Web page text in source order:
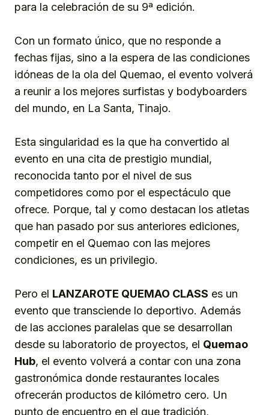
para la celebración de su 9ª edición.
Con un formato único, que no responde a
fechas fijas, sino a la espera de las condiciones
idóneas de la ola del Quemao, el evento volverá
a reunir a los mejores surfistas y bodyboarders
del mundo, en La Santa, Tinajo.
Esta singularidad es la que ha convertido al
evento en una cita de prestigio mundial,
reconocida tanto por el nivel de sus
competidores como por el espectáculo que
ofrece. Porque, tal y como destacan los atletas
que han pasado por sus anteriores ediciones,
competir en el Quemao con las mejores
condiciones, es un privilegio.
Pero el LANZAROTE QUEMAO CLASS es un
evento que transciende lo deportivo. Además
de las acciones paralelas que se desarrollan
desde su laboratorio de proyectos, el Quemao
Hub, el evento volverá a contar con una zona
gastronómica donde restaurantes locales
ofrecerán productos de kilómetro cero. Un
punto de encuentro en el que tradición,